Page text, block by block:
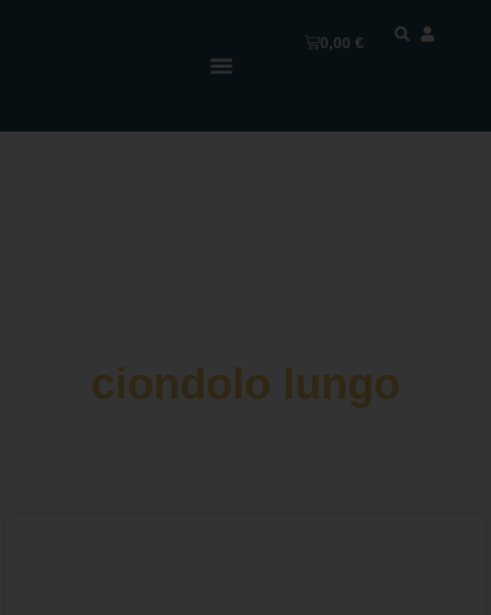
0,00€
ciondolo lungo